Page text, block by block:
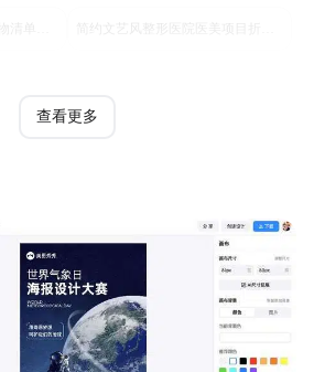
查看更多